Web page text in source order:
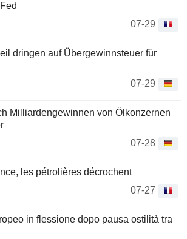
07-29
dringen auf Übergewinnsteuer für
07-29
Milliardengewinnen von Ölkonzernen
07-28
les pétrolières décrochent
07-27
in flessione dopo pausa ostilità tra